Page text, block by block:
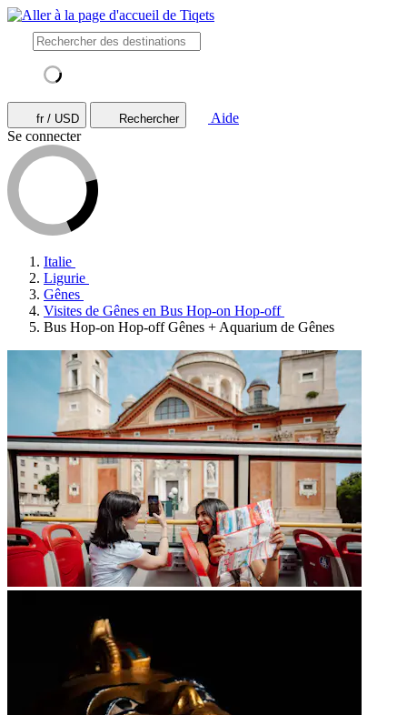
fr / USD Rechercher
Aide
Se connecter
Italie
Ligurie
Gênes
Visites de Gênes en Bus Hop-on Hop-off
Bus Hop-on Hop-off Gênes + Aquarium de Gênes